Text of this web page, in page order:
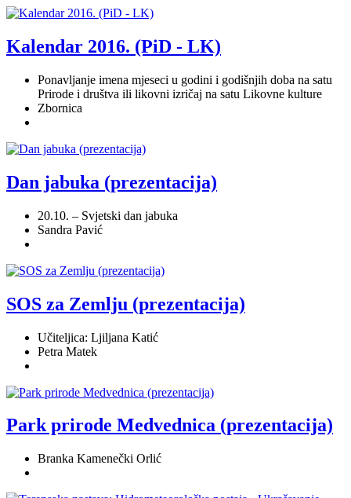
Kalendar 2016. (PiD - LK)
Ponavljanje imena mjeseci u godini i godišnjih doba na satu
Prirode i društva ili likovni izričaj na satu Likovne kulture
Zbornica
Dan jabuka (prezentacija)
20.10. – Svjetski dan jabuka
Sandra Pavić
SOS za Zemlju (prezentacija)
Učiteljica: Ljiljana Katić
Petra Matek
Park prirode Medvednica (prezentacija)
Branka Kamenečki Orlić